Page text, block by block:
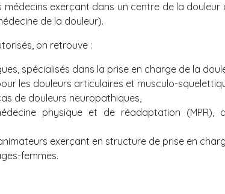
médecins exerçant dans un centre de la
de la douleur).
on retrouve :
spécialisés dans la prise en charge de la
les douleurs articulaires et musculo-
de douleurs neuropathiques,
physique et de réadaptation (MPR),
exerçant en structure de prise en
femmes.